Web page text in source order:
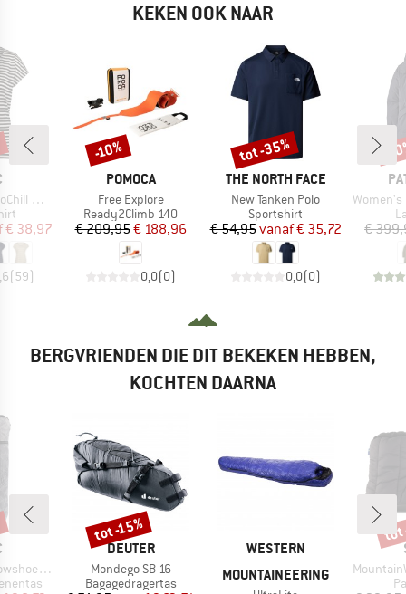
KEKEN OOK NAAR
Tee St
prijs
€ 38,97
( 59)
MERK
POMOCA
Artikel
Free Explore
Productgroep
Ready2Climb 140
Prijs
€ 209,95Verlaagde prijs
€ 188,96
0,0(0)
Korting
-10%
MERK
THE NORTH FACE
Artikel
New Tanken Polo
Productgroep
Sportshirt
Prijs
€ 54,95 Verlaagde prijs
vanaf€ 35,72
0,0(0)
Korting
tot -35%
Artikel
Women's
€
-
BERGVRIENDEN DIE DIT BEKEKEN HEBBEN,
KOCHTEN DAARNA
Bag
MERK
DEUTER
Artikel
Mondego SB 16
Productgroep
Bagagedragertas
Korting
tot -15%
MERK
WESTERN
MOUNTAINEERING
Artikel
MountainWool
tot